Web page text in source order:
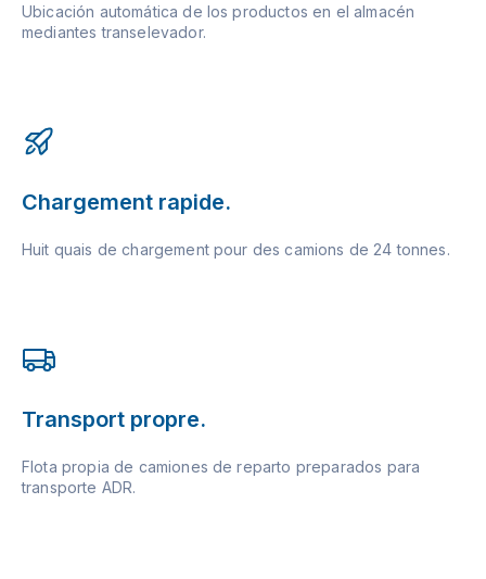
Ubicación automática de los productos en el almacén
mediantes transelevador.
Chargement rapide.
Huit quais de chargement pour des camions de 24 tonnes.
Transport propre.
Flota propia de camiones de reparto preparados para
transporte ADR.